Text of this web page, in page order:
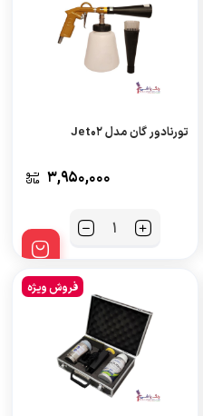
تورنادور گان مدل Jet۰۲
3,950,000
تعداد
فروش ویژه